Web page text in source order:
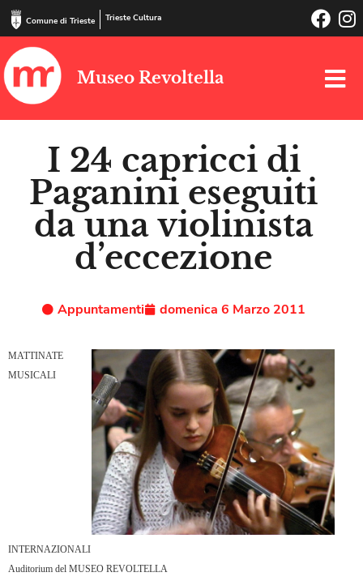
Comune di Trieste Trieste Cultura
Museo Revoltella
I 24 capricci di
Paganini eseguiti
da una violinista
d’eccezione
Appuntamenti domenica 6 Marzo 2011
MATTINATE
MUSICALI
INTERNAZIONALI
Auditorium del MUSEO REVOLTELLA